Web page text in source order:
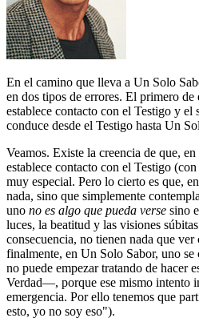
En el camino que lleva a Un Solo
en dos tipos de errores. El primero
establece contacto con el Testigo y el
conduce desde el Testigo hasta Un
Veamos. Existe la creencia de que,
establece contacto con el Testigo
muy especial. Pero lo cierto es que,
nada, sino que simplemente
uno no es algo que pueda verse sino
luces, la beatitud y las visiones
consecuencia, no tienen nada que
finalmente, en Un Solo Sabor, uno
no puede empezar tratando de hacer
Verdad―, porque ese mismo intento
emergencia. Por ello tenemos que
esto, yo no soy eso").